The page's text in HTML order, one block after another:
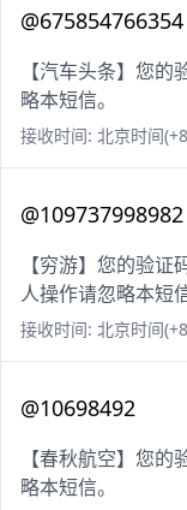
@675854766354
【汽车头条】您
略本短信。
接收时间: 北京时间
@109737998982
【穷游】您的验
人操作请忽略本短信
接收时间: 北京时间
@10698492
【春秋航空】您
略本短信。